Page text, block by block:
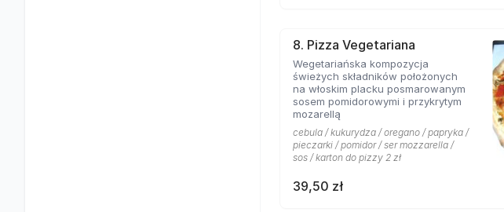
8. Pizza Vegetariana
Wegetariańska kompozycja
świeżych składników położonych
na włoskim placku posmarowanym
sosem pomidorowymi i przykrytym
mozarellą
cebula / kukurydza / oregano / papryka /
pieczarki / pomidor / ser mozzarella /
sos / karton do pizzy 2 zł
39,50 zł